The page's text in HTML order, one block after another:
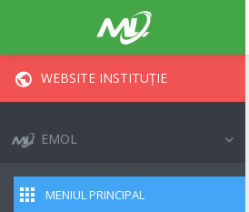
WEBSITE INSTITUȚIE
EMOL
MENIUL PRINCIPAL